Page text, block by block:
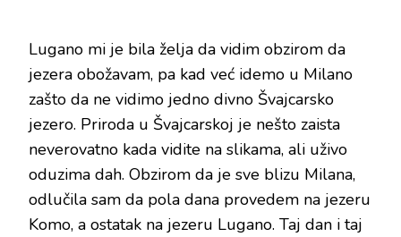
Lugano mi je bila želja da vidim obzirom da
jezera obožavam, pa kad već idemo u Milano
zašto da ne vidimo jedno divno Švajcarsko
jezero. Priroda u Švajcarskoj je nešto zaista
neverovatno kada vidite na slikama, ali uživo
oduzima dah. Obzirom da je sve blizu Milana,
odlučila sam da pola dana provedem na jezeru
Komo, a ostatak na jezeru Lugano. Taj dan i taj